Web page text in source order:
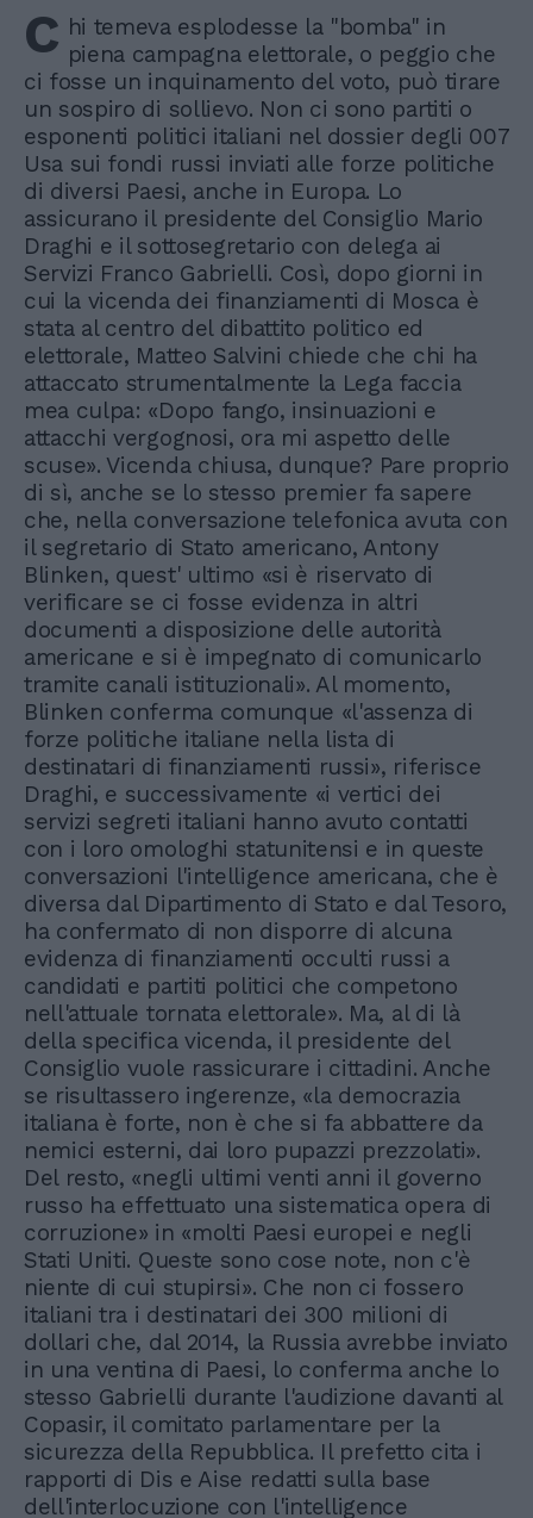
C hi temeva esplodesse la "bomba" in
piena campagna elettorale, o peggio che
ci fosse un inquinamento del voto, può tirare
un sospiro di sollievo. Non ci sono partiti o
esponenti politici italiani nel dossier degli 007
Usa sui fondi russi inviati alle forze politiche
di diversi Paesi, anche in Europa. Lo
assicurano il presidente del Consiglio Mario
Draghi e il sottosegretario con delega ai
Servizi Franco Gabrielli. Così, dopo giorni in
cui la vicenda dei finanziamenti di Mosca è
stata al centro del dibattito politico ed
elettorale, Matteo Salvini chiede che chi ha
attaccato strumentalmente la Lega faccia
mea culpa: «Dopo fango, insinuazioni e
attacchi vergognosi, ora mi aspetto delle
scuse». Vicenda chiusa, dunque? Pare proprio
di sì, anche se lo stesso premier fa sapere
che, nella conversazione telefonica avuta con
il segretario di Stato americano, Antony
Blinken, quest' ultimo «si è riservato di
verificare se ci fosse evidenza in altri
documenti a disposizione delle autorità
americane e si è impegnato di comunicarlo
tramite canali istituzionali». Al momento,
Blinken conferma comunque «l'assenza di
forze politiche italiane nella lista di
destinatari di finanziamenti russi», riferisce
Draghi, e successivamente «i vertici dei
servizi segreti italiani hanno avuto contatti
con i loro omologhi statunitensi e in queste
conversazioni l'intelligence americana, che è
diversa dal Dipartimento di Stato e dal Tesoro,
ha confermato di non disporre di alcuna
evidenza di finanziamenti occulti russi a
candidati e partiti politici che competono
nell'attuale tornata elettorale». Ma, al di là
della specifica vicenda, il presidente del
Consiglio vuole rassicurare i cittadini. Anche
se risultassero ingerenze, «la democrazia
italiana è forte, non è che si fa abbattere da
nemici esterni, dai loro pupazzi prezzolati».
Del resto, «negli ultimi venti anni il governo
russo ha effettuato una sistematica opera di
corruzione» in «molti Paesi europei e negli
Stati Uniti. Queste sono cose note, non c'è
niente di cui stupirsi». Che non ci fossero
italiani tra i destinatari dei 300 milioni di
dollari che, dal 2014, la Russia avrebbe inviato
in una ventina di Paesi, lo conferma anche lo
stesso Gabrielli durante l'audizione davanti al
Copasir, il comitato parlamentare per la
sicurezza della Repubblica. Il prefetto cita i
rapporti di Dis e Aise redatti sulla base
dell'interlocuzione con l'intelligence